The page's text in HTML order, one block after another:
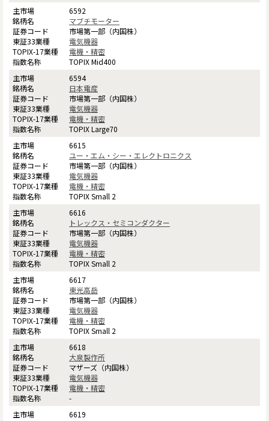
6592
マブチモーター
市場第一部（内国株）
電気機器
電機・精密
TOPIX Mid400
6594
日本電産
市場第一部（内国株）
電気機器
電機・精密
TOPIX Large70
6615
ユー・エム・シー・エレクトロニクス
市場第一部（内国株）
電気機器
電機・精密
TOPIX Small 2
6616
トレックス・セミコンダクター
市場第一部（内国株）
電気機器
電機・精密
TOPIX Small 2
6617
東光高岳
市場第一部（内国株）
電気機器
電機・精密
TOPIX Small 2
6618
大泉製作所
マザーズ（内国株）
電気機器
電機・精密
-
6619